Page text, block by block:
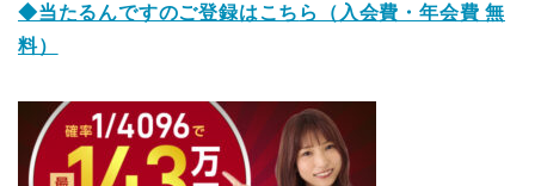
◆当たるんですのご登録はこち ら（入会費・年会費 無
料）